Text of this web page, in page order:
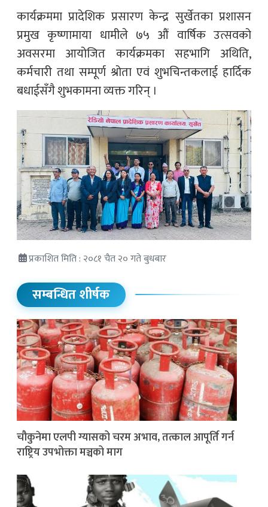
कार्यक्रममा प्रादेशिक प्रसारण केन्द्र सुर्खेतका प्रशासन
प्रमुख कृष्णामाया धामीले ७५ औं वार्षिक उत्सवको
अवसरमा आयोजित कार्यक्रमका सहभागि अथिति,
कर्मचारी तथा सम्पूर्ण श्रोता एवं शुभचिन्तकलाई हार्दिक
बधाईसँगै शुभकामना व्यक्त गरिन् ।
प्रकाशित मिति : २०८१ चैत २० गते बुधबार
सम्बन्धित शीर्षक
चौकुनेमा एलपी ग्यासको चरम अभाव, तत्काल आपूर्ति गर्न
राष्ट्रिय उपभोक्ता मञ्चको माग